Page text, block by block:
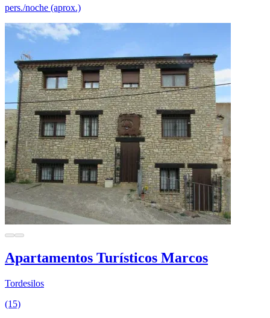
pers./noche (aprox.)
Apartamentos Turísticos Marcos
Tordesilos
(15)